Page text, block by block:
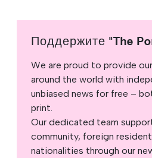
Поддержите "The
We are proud to provide
around the world with
unbiased news for free –
print.
Our dedicated team
community, foreign
nationalities through our